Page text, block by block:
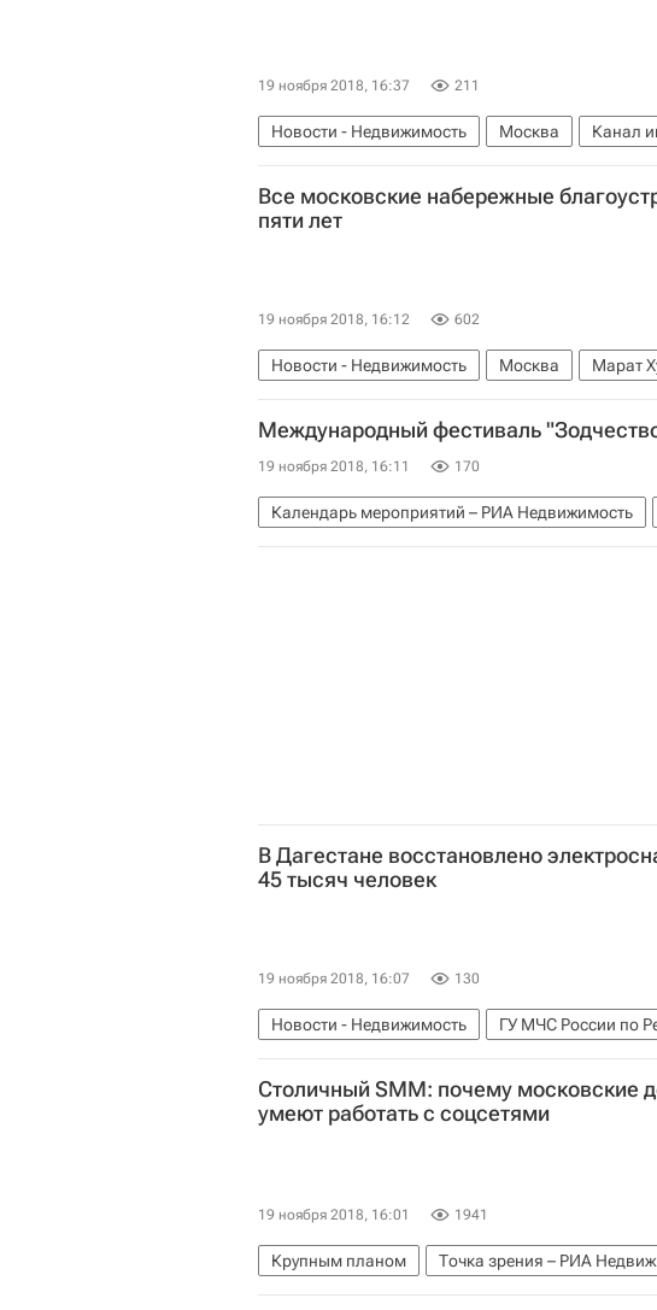
19 ноября 2018, 16:37 211
Новости - Недвижимость Москва Канал
Регионы
Инфраструктура Россия
Все московские набережные
пяти лет
19 ноября 2018, 16:12 602
Новости - Недвижимость Москва Марат
Строительство
Набережные Городская
Международный фестиваль
19 ноября 2018, 16:11 170
Календарь мероприятий – РИА Недвижимость
В Дагестане восстановлено
45 тысяч человек
19 ноября 2018, 16:07 130
Новости - Недвижимость ГУ МЧС России по
Республика Дагестан
Россия
Столичный SMM: почему московские
умеют работать с соцсетями
19 ноября 2018, 16:01 1941
Крупным планом Точка зрения – РИА
Россия